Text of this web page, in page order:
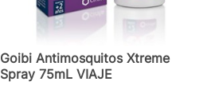
Goibi Antimosquitos Xtreme
Spray 75mL VIAJE